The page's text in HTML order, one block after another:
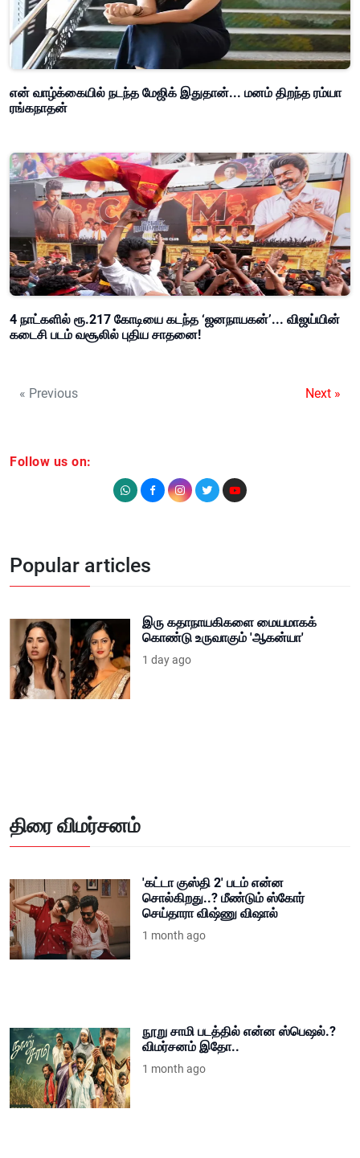
என் வாழ்க்கையில் நடந்த மேஜிக் இதுதான்... மனம் திறந்த ரம்யா
ரங்கநாதன்
4 நாட்களில் ரூ.217 கோடியை கடந்த ‘ஜனநாயகன்’... விஜய்யின்
கடைசி படம் வசூலில் புதிய சாதனை!
« Previous Next »
Follow us on:
Popular articles
இரு கதாநாயகிகளை மையமாகக்
கொண்டு உருவாகும் 'ஆகன்யா'
1 day ago
திரை விமர்சனம்
'கட்டா குஸ்தி 2' படம் என்ன
சொல்கிறது..? மீண்டும் ஸ்கோர்
செய்தாரா விஷ்ணு விஷால்
1 month ago
நூறு சாமி படத்தில் என்ன ஸ்பெஷல்.?
விமர்சனம் இதோ..
1 month ago